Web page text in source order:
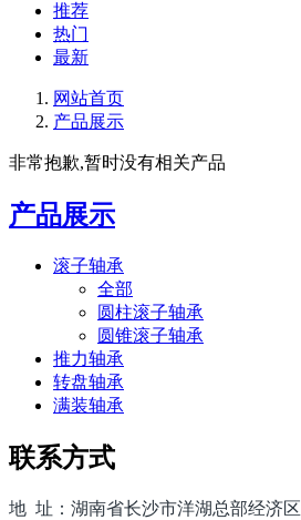
推荐
热门
最新
网站首页
产品展示
非常抱歉,暂时没有相关产品
产品展示
滚子轴承
全部
圆柱滚子轴承
圆锥滚子轴承
推力轴承
转盘轴承
满装轴承
联系方式
地 址：湖南省长沙市洋湖总部经济区